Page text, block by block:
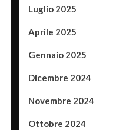
Luglio 2025
Aprile 2025
Gennaio 2025
Dicembre 2024
Novembre 2024
Ottobre 2024